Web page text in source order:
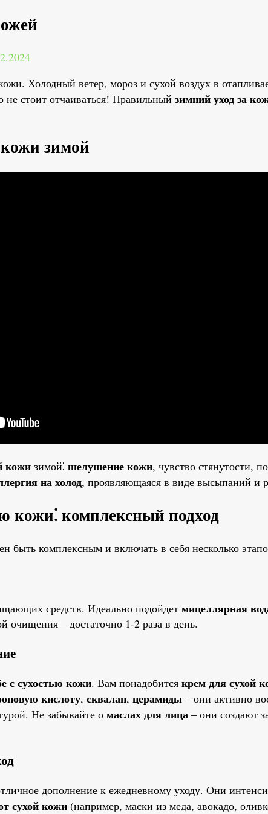
Холодный ветер, мороз и сухой воздух в
стоит отчаиваться! Правильный зимний уход за
зимой
кожи зимой⁚ шелушение кожи, чувство стянутости,
на холод, проявляющаяся в виде высыпаний и
кожи⁚ комплексный подход
быть комплексным и включать в себя несколько
средств. Идеально подойдет мицеллярная
очищения – достаточно 1-2 раза в день.
с сухостью кожи. Вам понадобится крем для сухой
кислоту, сквалан, церамиды – они активно
Не забывайте о маслах для лица – они создают
дополнение к ежедневному уходу. Они
сухой кожи (например, маски из меда, авокадо,